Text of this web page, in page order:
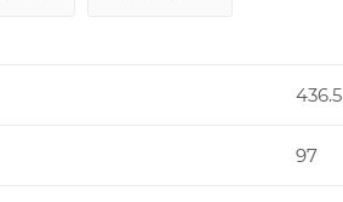
436.5
97